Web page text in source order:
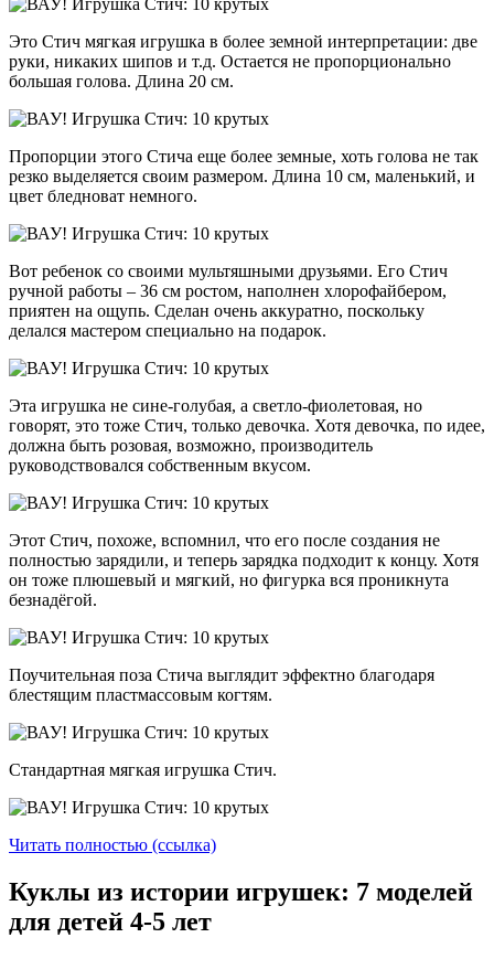
Это Стич мягкая игрушка в более земной интерпретации: две
руки, никаких шипов и т.д. Остается не пропорционально
большая голова. Длина 20 см.
Пропорции этого Стича еще более земные, хоть голова не так
резко выделяется своим размером. Длина 10 см, маленький, и
цвет бледноват немного.
Вот ребенок со своими мультяшными друзьями. Его Стич
ручной работы – 36 см ростом, наполнен хлорофайбером,
приятен на ощупь. Сделан очень аккуратно, поскольку
делался мастером специально на подарок.
Эта игрушка не сине-голубая, а светло-фиолетовая, но
говорят, это тоже Стич, только девочка. Хотя девочка, по идее,
должна быть розовая, возможно, производитель
руководствовался собственным вкусом.
Этот Стич, похоже, вспомнил, что его после создания не
полностью зарядили, и теперь зарядка подходит к концу. Хотя
он тоже плюшевый и мягкий, но фигурка вся проникнута
безнадёгой.
Поучительная поза Стича выглядит эффектно благодаря
блестящим пластмассовым когтям.
Стандартная мягкая игрушка Стич.
Читать полностью (ссылка)
Куклы из истории игрушек: 7 моделей
для детей 4-5 лет